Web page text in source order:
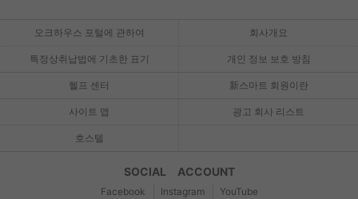
오크하우스 포털에 관하여 회사개요
특정상취납법에 기초한 표기 개인 정보 보호 방침
헬프 센터 新스마트 회원이란
사이트 맵 광고 회사 리스트
호스텔
SOCIAL ACCOUNT
Facebook Instagram YouTube